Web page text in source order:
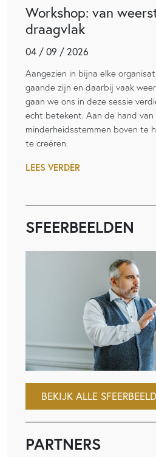
Workshop: van
draagvlak
04 / 09 / 2026
Aangezien in bijna elke
gaande zijn en daarbij vaak
gaan we ons in deze sessie
echt betekent. Aan de hand
minderheidsstemmen boven te
te creëren.
LEES VERDER
SFEERBEELDEN
BEKIJK ALLE
PARTNERS